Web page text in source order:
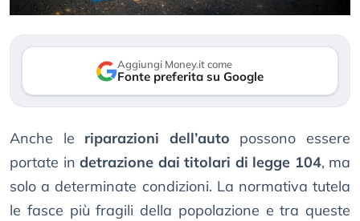
Aggiungi Money.it come
Fonte preferita su Google
Anche le riparazioni dell’auto possono essere
portate in detrazione dai titolari di legge 104, ma
solo a determinate condizioni. La normativa tutela
le fasce più fragili della popolazione e tra queste